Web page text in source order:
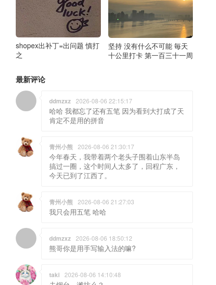
shopex出补丁=出问题 慎打
之
坚持 没有什么不可能 毎天
十公里打卡 第一百三十一周
最新评论
ddmzxz 2026-08-06 22:15:17
哈哈 我都忘了还有五笔 因为看到大打成了天
肯定不是用的拼音
青州小熊 2026-08-06 21:30:17
今年春天，我带着两个老头子围着山东半岛
搞过一圈，这个时间人太多了，回程广东，
今天已到了江西了。
青州小熊 2026-08-06 21:27:03
我只会用五笔 哈哈
ddmzxz 2026-08-06 18:50:12
熊哥你是用手写输入法的嘛?
taki 2026-08-06 14:10:48